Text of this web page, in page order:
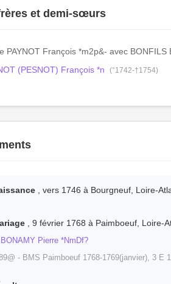
et demi-sœurs
PAYNOT François *m2p&- avec BONFILS
(PESNOT) François *n
(°1742-†1754)
, vers 1746 à Bourgneuf, Loire-
, 9 février 1768 à Paimboeuf, Loire-
BONAMY Pierre *NmDf?
- BMS Paimboeuf 1768-1769(janvier), 3 E